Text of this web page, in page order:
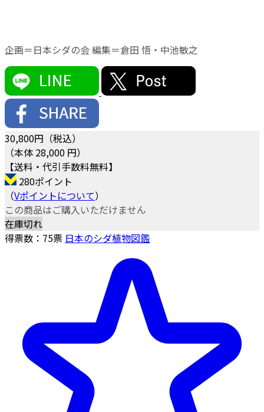
企画＝日本シダの会 編集＝倉田 悟・中池敏之
30,800円（税込）
（本体 28,000 円）
【送料・代引手数料無料】
280ポイント
（Vポイントについて）
この商品はご購入いただけません
在庫切れ
得票数： 75票 日本のシダ植物図鑑